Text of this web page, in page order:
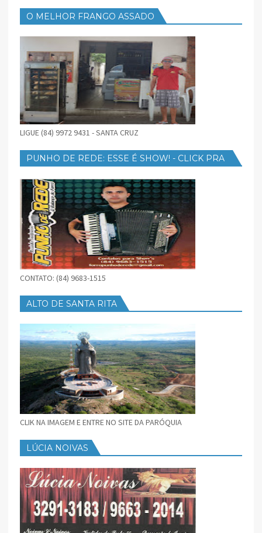
O MELHOR FRANGO ASSADO
LIGUE (84) 9972 9431 - SANTA CRUZ
PUNHO DE REDE: ESSE É SHOW! - CLICK PRA
CONTATO: (84) 9683-1515
ALTO DE SANTA RITA
CLIK NA IMAGEM E ENTRE NO SITE DA PARÓQUIA
LÚCIA NOIVAS